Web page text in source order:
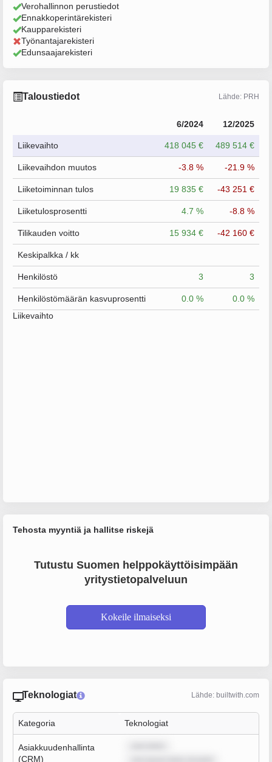
Verohallinnon perustiedot
Ennakkoperintärekisteri
Kaupparekisteri
Työnantajarekisteri
Edunsaajarekisteri
Taloustiedot Lähde: PRH
6/2024 12/2025
Liikevaihto 418 045 € 489 514 €
Liikevaihdon muutos -3.8 % -21.9 %
Liiketoiminnan tulos 19 835 € -43 251 €
Liiketulosprosentti 4.7 % -8.8 %
Tilikauden voitto 15 934 € -42 160 €
Keskipalkka / kk
Henkilöstö 3 3
Henkilöstömäärän kasvuprosentti 0.0 %
0.0 %
Liikevaihto
Tehosta myyntiä ja hallitse riskejä
Tutustu Suomen helppokäyttöisimpään
yritystietopalveluun
Kokeile ilmaiseksi
Teknologiat Lähde: builtwith.com
Kategoria Teknologiat
Asiakkuudenhallinta
(CRM)